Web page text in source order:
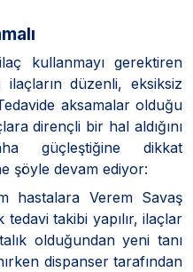
kullanmayı gerektiren
düzenli, eksiksiz
aksamalar olduğu
dirençli bir hal aldığını
güçleştiğine dikkat
şöyle devam ediyor:
hastalara Verem Savaş
tedavi takibi yapılır, ilaçlar
olduğundan yeni tanı
dispanser tarafından